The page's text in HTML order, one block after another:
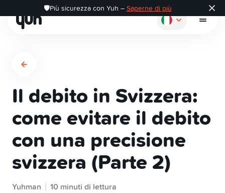
🛡️Più sicurezza con Yuh – Saperne di più
Come funziona
Risparmiare
Il debito in Svizzera:
come evitare il debito
con una precisione
svizzera (Parte 2)
Yuhman 10 minuti di lettura